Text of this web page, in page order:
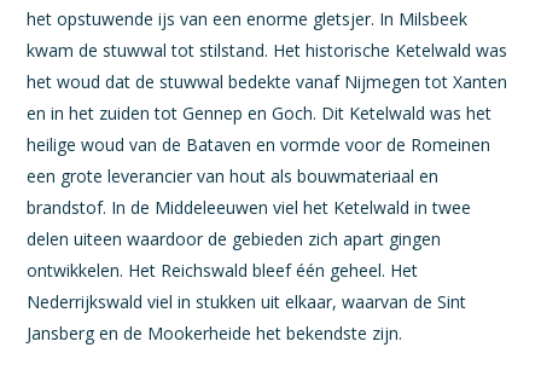
het opstuwende ijs van een enorme gletsjer. In Milsbeek
kwam de stuwwal tot stilstand. Het historische Ketelwald was
het woud dat de stuwwal bedekte vanaf Nijmegen tot Xanten
en in het zuiden tot Gennep en Goch. Dit Ketelwald was het
heilige woud van de Bataven en vormde voor de Romeinen
een grote leverancier van hout als bouwmateriaal en
brandstof. In de Middeleeuwen viel het Ketelwald in twee
delen uiteen waardoor de gebieden zich apart gingen
ontwikkelen. Het Reichswald bleef één geheel. Het
Nederrijkswald viel in stukken uit elkaar, waarvan de Sint
Jansberg en de Mookerheide het bekendste zijn.